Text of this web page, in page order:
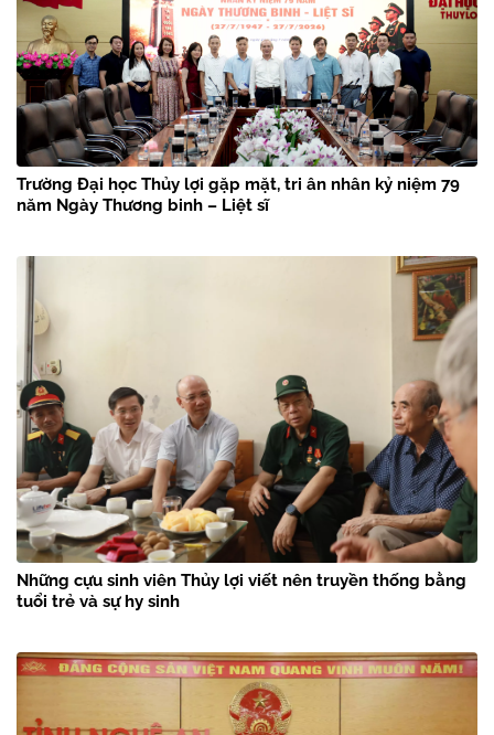
Trường Đại học Thủy lợi gặp mặt, tri ân nhân kỷ niệm 79
năm Ngày Thương binh – Liệt sĩ
Những cựu sinh viên Thủy lợi viết nên truyền thống bằng
tuổi trẻ và sự hy sinh